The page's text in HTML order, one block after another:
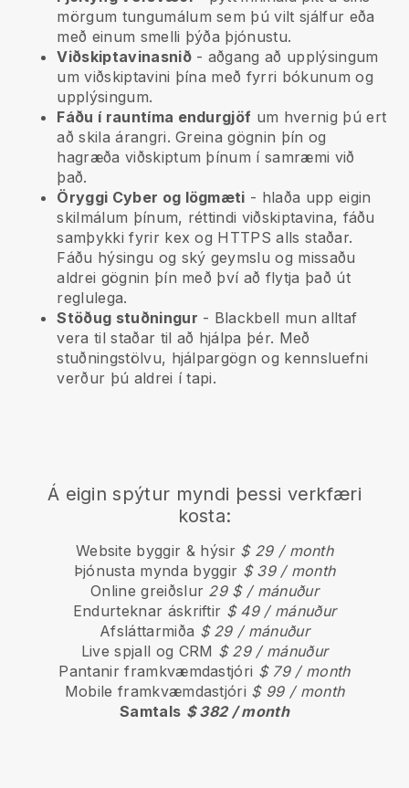
mörgum tungumálum sem þú vilt sjálfur eða
með einum smelli þýða þjónustu.
Viðskiptavinasnið- aðgang að upplýsingum
um viðskiptavini þína með fyrri bókunum og
upplýsingum.
Fáðu í rauntíma endurgjöf um hvernig þú ert
að skila árangri. Greina gögnin þín og
hagræða viðskiptum þínum í samræmi við
það.
Öryggi Cyber og lögmæti - hlaða upp eigin
skilmálum þínum, réttindi viðskiptavina, fáðu
samþykki fyrir kex og HTTPS alls staðar.
Fáðu hýsingu og ský geymslu og missaðu
aldrei gögnin þín með því að flytja það út
reglulega.
Stöðug stuðningur - Blackbell mun alltaf
vera til staðar til að hjálpa þér. Með
stuðningstölvu, hjálpargögn og kennsluefni
verður þú aldrei í tapi.
Á eigin spýtur myndi þessi verkfæri
kosta:
Website byggir & hýsir $ 29 / month
Þjónusta mynda byggir $ 39 / month
Online greiðslur 29 $ / mánuður
Endurteknar áskriftir $ 49 / mánuður
Afsláttarmiða $ 29 / mánuður
Live spjall og CRM $ 29 / mánuður
Pantanir framkvæmdastjóri $ 79 / month
Mobile framkvæmdastjóri $ 99 / month
Samtals $ 382 / month